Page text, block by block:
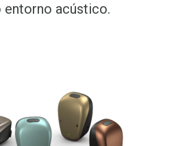
acústico.